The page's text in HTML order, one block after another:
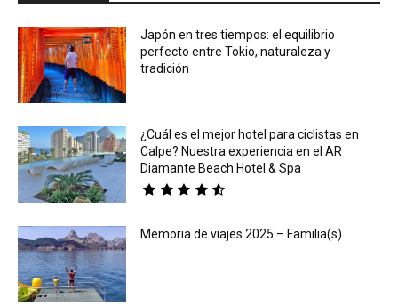
Japón en tres tiempos: el equilibrio
perfecto entre Tokio, naturaleza y
tradición
¿Cuál es el mejor hotel para ciclistas en
Calpe? Nuestra experiencia en el AR
Diamante Beach Hotel & Spa
Memoria de viajes 2025 – Familia(s)